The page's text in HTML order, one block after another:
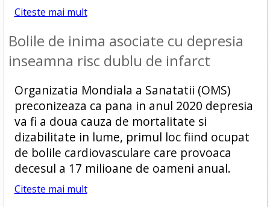
Citeste mai mult
Bolile de inima asociate cu depresia
inseamna risc dublu de infarct
Organizatia Mondiala a Sanatatii (OMS)
preconizeaza ca pana in anul 2020 depresia
va fi a doua cauza de mortalitate si
dizabilitate in lume, primul loc fiind ocupat
de bolile cardiovasculare care provoaca
decesul a 17 milioane de oameni anual.
Citeste mai mult